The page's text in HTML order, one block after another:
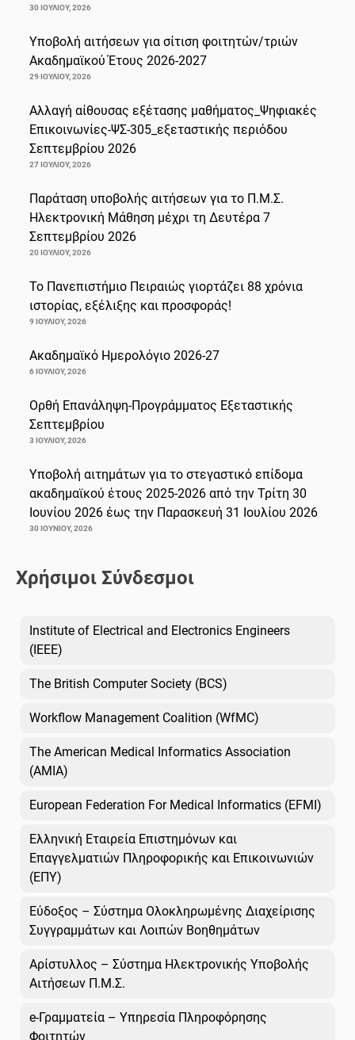
30 ΙΟΥΛΊΟΥ, 2026
Υποβολή αιτήσεων για σίτιση φοιτητών/τριών
Ακαδημαϊκού Έτους 2026-2027
29 ΙΟΥΛΊΟΥ, 2026
Αλλαγή αίθουσας εξέτασης μαθήματος_Ψηφιακές
Επικοινωνίες-ΨΣ-305_εξεταστικής περιόδου
Σεπτεμβρίου 2026
27 ΙΟΥΛΊΟΥ, 2026
Παράταση υποβολής αιτήσεων για το Π.Μ.Σ.
Ηλεκτρονική Μάθηση μέχρι τη Δευτέρα 7
Σεπτεμβρίου 2026
20 ΙΟΥΛΊΟΥ, 2026
Το Πανεπιστήμιο Πειραιώς γιορτάζει 88 χρόνια
ιστορίας, εξέλιξης και προσφοράς!
9 ΙΟΥΛΊΟΥ, 2026
Ακαδημαϊκό Ημερολόγιο 2026-27
6 ΙΟΥΛΊΟΥ, 2026
Ορθή Επανάληψη-Προγράμματος Εξεταστικής
Σεπτεμβρίου
3 ΙΟΥΛΊΟΥ, 2026
Υποβολή αιτημάτων για το στεγαστικό επίδομα
ακαδημαϊκού έτους 2025-2026 από την Τρίτη 30
Ιουνίου 2026 έως την Παρασκευή 31 Ιουλίου 2026
30 ΙΟΥΝΊΟΥ, 2026
Χρήσιμοι Σύνδεσμοι
Institute of Electrical and Electronics Engineers
(IEEE)
The British Computer Society (BCS)
Workflow Management Coalition (WfMC)
The American Medical Informatics Association
(AMIA)
European Federation For Medical Informatics (EFMI)
Ελληνική Εταιρεία Επιστημόνων και
Επαγγελματιών Πληροφορικής και Επικοινωνιών
(ΕΠΥ)
Εύδοξος – Σύστημα Ολοκληρωμένης Διαχείρισης
Συγγραμμάτων και Λοιπών Βοηθημάτων
Αρίστυλλος – Σύστημα Ηλεκτρονικής Υποβολής
Αιτήσεων Π.Μ.Σ.
e-Γραμματεία – Υπηρεσία Πληροφόρησης
Φοιτητών